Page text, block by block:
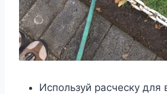
Используй расческу для